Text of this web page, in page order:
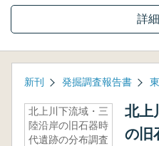
詳
新刊 発掘調査報告書
北上川下流域・三
陸沿岸の旧石器時
代遺跡の分布調査
北上
の旧